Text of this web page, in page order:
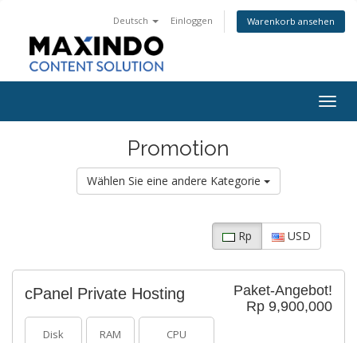
Deutsch Einloggen Warenkorb ansehen
Promotion
Wählen Sie eine andere Kategorie
Rp USD
Paket-Angebot!
Rp 9,900,000
cPanel Private Hosting
Disk RAM CPU